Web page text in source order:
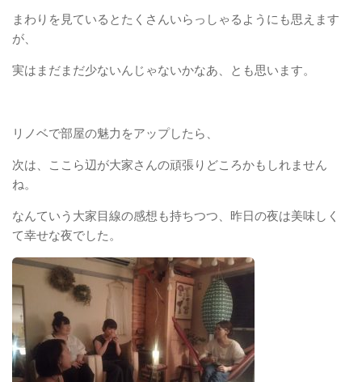
まわりを見ているとたくさんいらっしゃるようにも思えます
が、
実はまだまだ少ないんじゃないかなあ、とも思います。
リノベで部屋の魅力をアップしたら、
次は、ここら辺が大家さんの頑張りどころかもしれません
ね。
なんていう大家目線の感想も持ちつつ、昨日の夜は美味しく
て幸せな夜でした。